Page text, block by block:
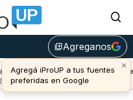
library_addAgreganos
×
Agregá iProUP a tus fuentes
preferidas en Google
(-1,52%)
Avalanche
u$s 6,49